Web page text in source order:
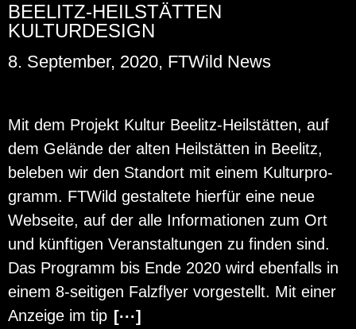
BEELITZ-HEILSTÄTTEN
KULTURDESIGN
8. September, 2020, FTWild News
Mit dem Pro­jekt Kul­tur Bee­litz-Heil­stät­ten, auf
dem Ge­län­de der alten Heil­stät­ten in Bee­litz,
be­le­ben wir den Stand­ort mit einem Kul­tur­pro­
gramm. FT­Wild ge­stal­te­te hier­für eine neue
Web­sei­te, auf der alle In­for­ma­tio­nen zum Ort
und künf­ti­gen Ver­an­stal­tun­gen zu fin­den sind.
Das Pro­gramm bis Ende 2020 wird eben­falls in
einem 8-sei­ti­gen Falz­fly­er vor­ge­stellt. Mit einer
An­zei­ge im tip [···]